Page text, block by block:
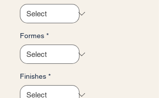
Formes *
Finishes *